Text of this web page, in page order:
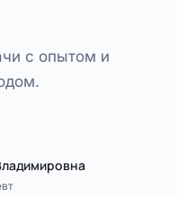
с опытом и